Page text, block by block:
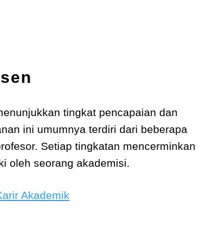
tingkat pencapaian dan
ini umumnya terdiri dari beberapa
Setiap tingkatan mencerminkan
oleh seorang akademisi.
Akademik